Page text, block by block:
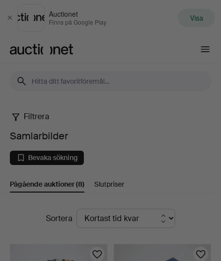
Stäng
Auctionet
Finns på Google Play Visa
Samlarbilder
Filtrera
Samlarbilder
Bevaka sökning
Pågående auktioner(8) Slutpriser
PågåendeSortera